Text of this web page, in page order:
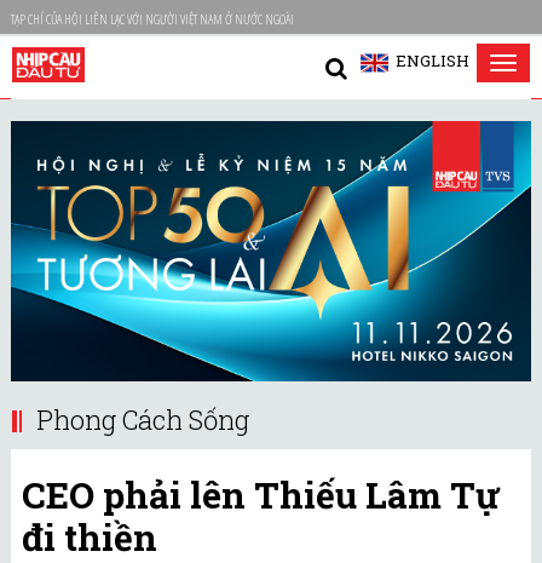
TẠP CHÍ CỦA HỘI LIÊN LẠC VỚI NGƯỜI VIỆT NAM Ở NƯỚC NGOÀI
ENGLISH
Phong Cách Sống
CEO phải lên Thiếu Lâm Tự
đi thiền